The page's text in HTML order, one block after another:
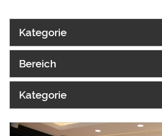
Kategorie
Bereich
Kategorie